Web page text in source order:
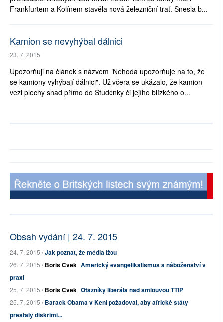
Frankfurtem a Kolínem stavěla nová železniční trať. Snesla b...
Kamion se nevyhýbal dálnici
23. 7. 2015
Upozorňuji na článek s názvem "Nehoda upozorňuje na to, že
se kamiony vyhýbají dálnici". Už včera se ukázalo, že kamion
vezl plechy snad přímo do Studénky či jejího blízkého o...
Obsah vydání | 24. 7. 2015
24. 7. 2015 /Jak poznat, že média lžou
26. 7. 2015 /Boris Cvek Americký evangelikalismus a náboženství v
praxi
25. 7. 2015 /Boris Cvek Otazníky liberála nad smlouvou TTIP
25. 7. 2015 /Barack Obama v Keni požadoval, aby africké státy
přestaly diskrimi...